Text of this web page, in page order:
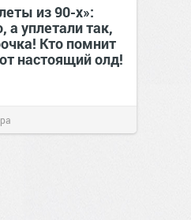
из 90-х»:
а уплетали так,
Кто помнит
настоящий олд!